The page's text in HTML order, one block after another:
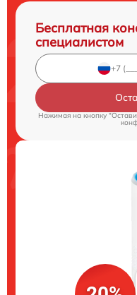
Бесплатная
специалистом
Нажимая на кнопку